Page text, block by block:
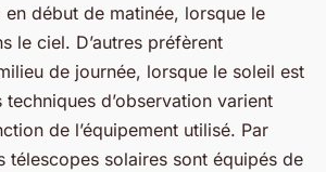
début de matinée, lorsque le
le ciel. D’autres préfèrent
de journée, lorsque le soleil est
d’observation varient
de l’équipement utilisé. Par
télescopes solaires sont équipés de